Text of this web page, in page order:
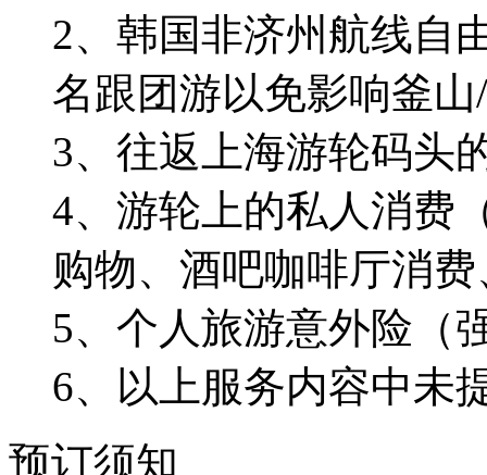
2、韩国非济州航线自
名跟团游以免影响釜
3、往返上海游轮码头
4、游轮上的私人消费
购物、酒吧咖啡厅消费
5、个人旅游意外险（
6、以上服务内容中未
预订须知